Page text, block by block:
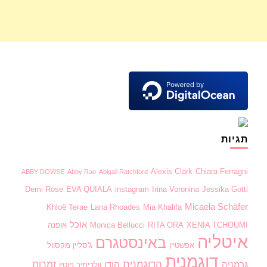
תגיות
ABBY DOWSE Abby Rao Abigail Ratchford Alexis Clark Chiara Ferragni
Demi Rose EVA QUIALA instagram Irina Voronina Jessika Gotti
Khloë Terae Lana Rhoades Mia Khalifa Micaela Schäfer
Monica Bellucci RITA ORA XENIA TCHOUMI אוכל אופנה
איטליה אפשטיין באינסטגרם ג'סליין מקסוול
גרמניה דוגמנית הדוגמנית הודו וולדימיר פוטין זמרות